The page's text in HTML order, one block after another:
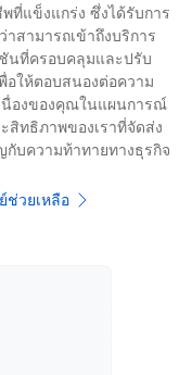
ที่แข็งแกร่ง ซึ่งได้รับการ
สามารถเข้าถึงบริการ
นที่ครอบคลุมและปรับ
อให้ตอบสนองต่อความ
นื่องของคุณในแผนการณ์
สิทธิภาพของเราที่จัดส่ง
บความท้าทายทางธุรกิจ
ช่วยเหลือ